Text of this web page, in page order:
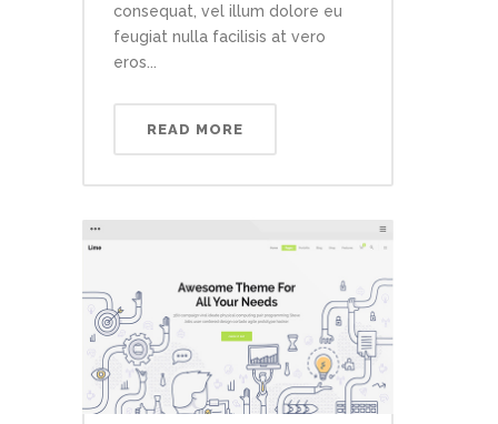
consequat, vel illum dolore eu
feugiat nulla facilisis at vero
eros...
READ MORE